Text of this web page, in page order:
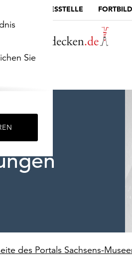
Sie
DIE LANDESSTELLE
des Portals Sachsens-